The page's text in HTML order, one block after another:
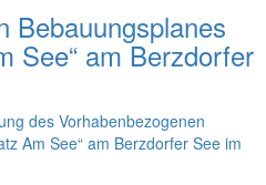
Bebauungsplanes
See“ am Berzdorfer
des Vorhabenbezogenen
Am See“ am Berzdorfer See im